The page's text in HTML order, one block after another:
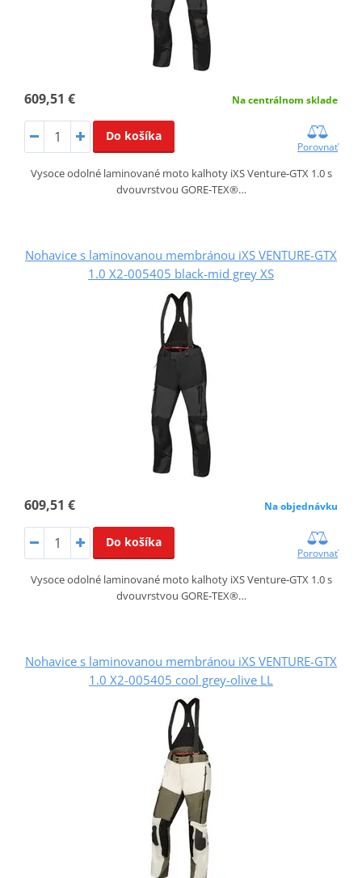
609,51 € Na centrálnom sklade
Do košíka
Porovnať
Vysoce odolné laminované moto kalhoty iXS Venture‑GTX 1.0 s
dvouvrstvou GORE‑TEX®…
Nohavice s laminovanou membránou iXS VENTURE-GTX
1.0 X2-005405 black-mid grey XS
609,51 € Na objednávku
Do košíka
Porovnať
Vysoce odolné laminované moto kalhoty iXS Venture‑GTX 1.0 s
dvouvrstvou GORE‑TEX®…
Nohavice s laminovanou membránou iXS VENTURE-GTX
1.0 X2-005405 cool grey-olive LL